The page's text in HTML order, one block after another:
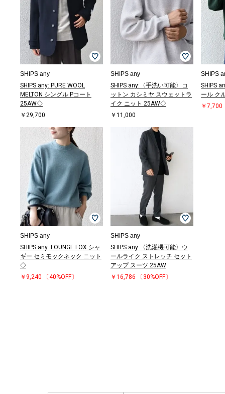
SHIPS any
SHIPS any: PURE WOOL
MELTON シングル Pコート
25AW◇
￥29,700
SHIPS any
SHIPS any:〈手洗い可能〉コ
ットン カシミヤ スウェットラ
イク ニット 25AW◇
￥11,000
SHIPS
SHIPS
ール ク
￥7,700
SHIPS any
SHIPS any: LOUNGE FOX シャ
ギー セミモックネック ニット
◇
￥9,240
〔40%OFF〕
SHIPS any
SHIPS any:〈洗濯機可能〉ウ
ールライク ストレッチ セット
アップ スーツ 25AW
￥16,786
〔30%OFF〕